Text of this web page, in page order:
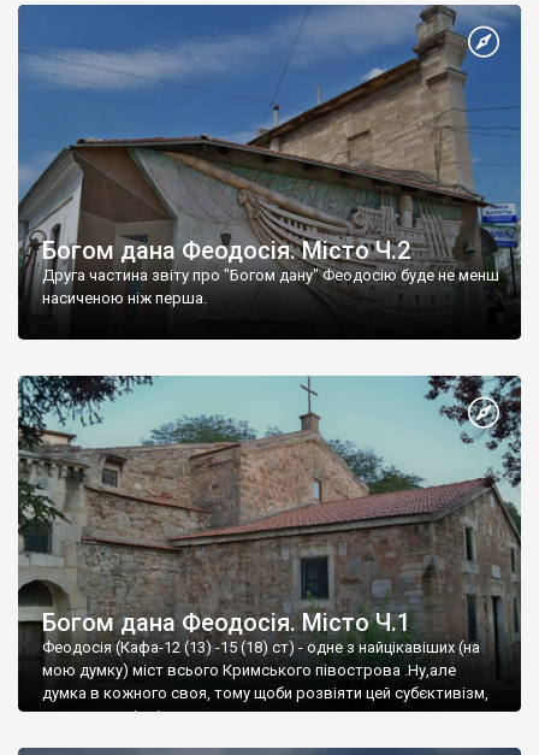
Богом дана Феодосія. Місто Ч.2
Друга частина звіту про "Богом дану" Феодосію буде не менш
насиченою ніж перша.
Богом дана Феодосія. Місто Ч.1
Феодосія (Кафа-12 (13) -15 (18) ст) - одне з найцікавіших (на
мою думку) міст всього Кримського півострова .Ну,але
думка в кожного своя, тому щоби розвіяти цей субєктивізм,
запрошую відвідати це